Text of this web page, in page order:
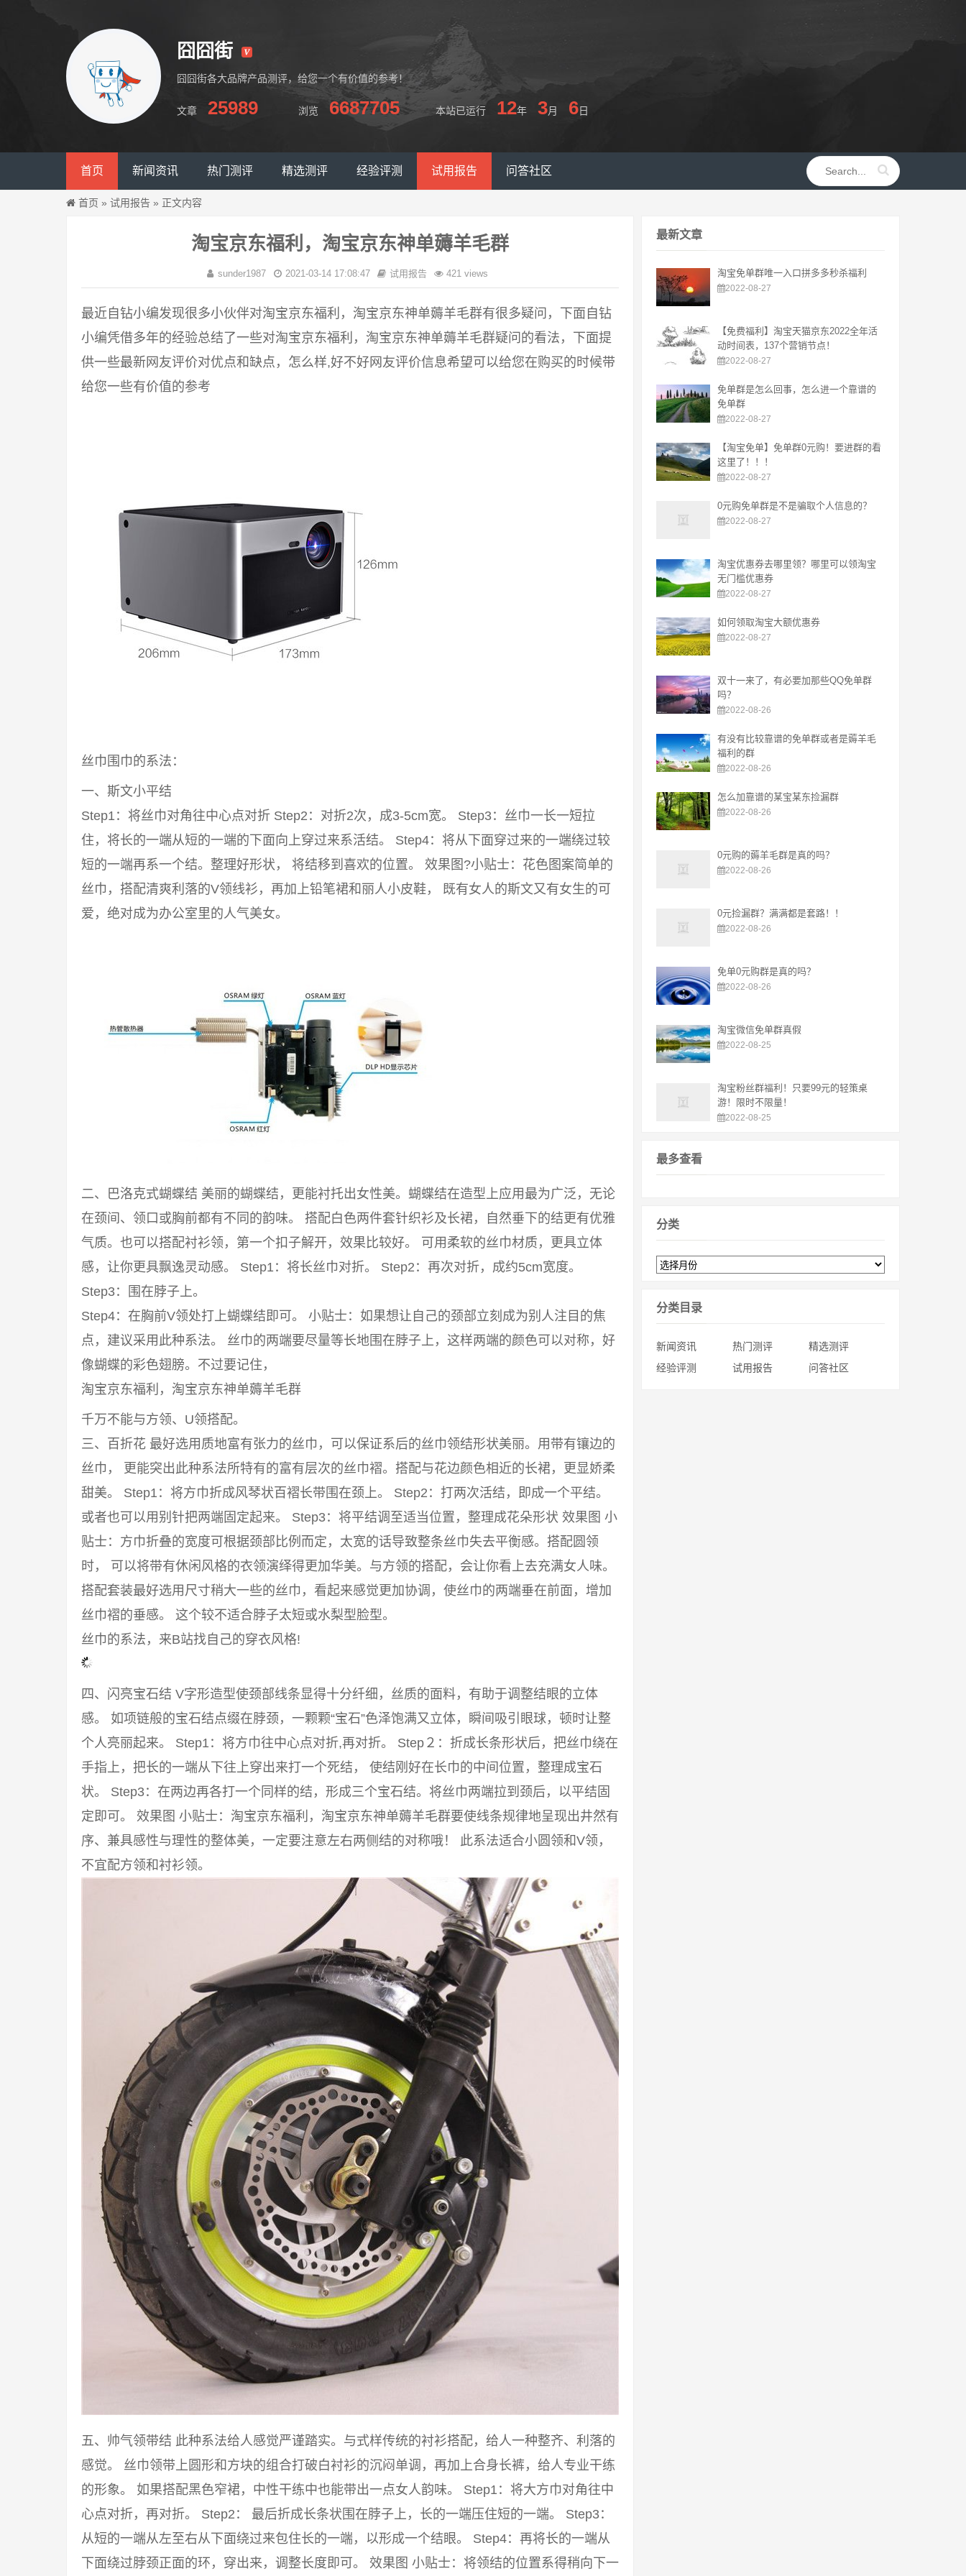
囧囧街
囧囧街各大品牌产品测评，给您一个有价值的参考！
文章 25989 浏览 6687705 本站已运行 12年 3月 6日
首页 新闻资讯 热门测评 精选测评 经验评测 试用报告 问答社区
首页 » 试用报告 » 正文内容
淘宝京东福利，淘宝京东神单薅羊毛群
sunder1987 2021-03-14 17:08:47 试用报告 421 views
最近自钻小编发现很多小伙伴对淘宝京东福利，淘宝京东神单薅羊毛群有很多疑问，下面自钻
小编凭借多年的经验总结了一些对淘宝京东福利，淘宝京东神单薅羊毛群疑问的看法，下面提
供一些最新网友评价对优点和缺点，怎么样,好不好网友评价信息希望可以给您在购买的时候带
给您一些有价值的参考
丝巾围巾的系法：
一、斯文小平结
Step1：将丝巾对角往中心点对折 Step2：对折2次，成3-5cm宽。 Step3：丝巾一长一短拉
住，将长的一端从短的一端的下面向上穿过来系活结。 Step4：将从下面穿过来的一端绕过较
短的一端再系一个结。整理好形状， 将结移到喜欢的位置。 效果图?小贴士：花色图案简单的
丝巾，搭配清爽利落的V领线衫，再加上铅笔裙和丽人小皮鞋， 既有女人的斯文又有女生的可
爱，绝对成为办公室里的人气美女。
二、巴洛克式蝴蝶结 美丽的蝴蝶结，更能衬托出女性美。蝴蝶结在造型上应用最为广泛，无论
在颈间、领口或胸前都有不同的韵味。 搭配白色两件套针织衫及长裙，自然垂下的结更有优雅
气质。也可以搭配衬衫领，第一个扣子解开，效果比较好。 可用柔软的丝巾材质，更具立体
感，让你更具飘逸灵动感。 Step1：将长丝巾对折。 Step2：再次对折，成约5cm宽度。
Step3：围在脖子上。
Step4：在胸前V领处打上蝴蝶结即可。 小贴士：如果想让自己的颈部立刻成为别人注目的焦
点，建议采用此种系法。 丝巾的两端要尽量等长地围在脖子上，这样两端的颜色可以对称，好
像蝴蝶的彩色翅膀。不过要记住，
淘宝京东福利，淘宝京东神单薅羊毛群
千万不能与方领、U领搭配。
三、百折花 最好选用质地富有张力的丝巾，可以保证系后的丝巾领结形状美丽。用带有镶边的
丝巾， 更能突出此种系法所特有的富有层次的丝巾褶。搭配与花边颜色相近的长裙，更显娇柔
甜美。 Step1：将方巾折成风琴状百褶长带围在颈上。 Step2：打两次活结，即成一个平结。
或者也可以用别针把两端固定起来。 Step3：将平结调至适当位置，整理成花朵形状 效果图 小
贴士：方巾折叠的宽度可根据颈部比例而定，太宽的话导致整条丝巾失去平衡感。搭配圆领
时， 可以将带有休闲风格的衣领演绎得更加华美。与方领的搭配，会让你看上去充满女人味。
搭配套装最好选用尺寸稍大一些的丝巾，看起来感觉更加协调，使丝巾的两端垂在前面，增加
丝巾褶的垂感。 这个较不适合脖子太短或水梨型脸型。
丝巾的系法，来B站找自己的穿衣风格!
四、闪亮宝石结 V字形造型使颈部线条显得十分纤细，丝质的面料，有助于调整结眼的立体
感。 如项链般的宝石结点缀在脖颈，一颗颗“宝石”色泽饱满又立体，瞬间吸引眼球，顿时让整
个人亮丽起来。 Step1：将方巾往中心点对折,再对折。 Step２：折成长条形状后，把丝巾绕在
手指上，把长的一端从下往上穿出来打一个死结， 使结刚好在长巾的中间位置，整理成宝石
状。 Step3：在两边再各打一个同样的结，形成三个宝石结。将丝巾两端拉到颈后，以平结固
定即可。 效果图 小贴士：淘宝京东福利，淘宝京东神单薅羊毛群要使线条规律地呈现出井然有
序、兼具感性与理性的整体美，一定要注意左右两侧结的对称哦！ 此系法适合小圆领和V领，
不宜配方领和衬衫领。
五、帅气领带结 此种系法给人感觉严谨踏实。与式样传统的衬衫搭配，给人一种整齐、利落的
感觉。 丝巾领带上圆形和方块的组合打破白衬衫的沉闷单调，再加上合身长裤，给人专业干练
的形象。 如果搭配黑色窄裙，中性干练中也能带出一点女人韵味。 Step1：将大方巾对角往中
心点对折，再对折。 Step2： 最后折成长条状围在脖子上，长的一端压住短的一端。 Step3：
从短的一端从左至右从下面绕过来包住长的一端，以形成一个结眼。 Step4：再将长的一端从
下面绕过脖颈正面的环，穿出来，调整长度即可。 效果图 小贴士：将领结的位置系得稍向下一
最新文章
淘宝免单群唯一入口拼多多秒杀福利
2022-08-27
【免费福利】淘宝天猫京东2022全年活
动时间表，137个营销节点！
2022-08-27
免单群是怎么回事，怎么进一个靠谱的
免单群
2022-08-27
【淘宝免单】免单群0元购！要进群的看
这里了！！！
2022-08-27
0元购免单群是不是骗取个人信息的？
2022-08-27
淘宝优惠券去哪里领？哪里可以领淘宝
无门槛优惠券
2022-08-27
如何领取淘宝大额优惠券
2022-08-27
双十一来了，有必要加那些QQ免单群
吗？
2022-08-26
有没有比较靠谱的免单群或者是薅羊毛
福利的群
2022-08-26
怎么加靠谱的某宝某东捡漏群
2022-08-26
0元购的薅羊毛群是真的吗？
2022-08-26
0元捡漏群？满满都是套路！！
2022-08-26
免单0元购群是真的吗？
2022-08-26
淘宝微信免单群真假
2022-08-25
淘宝粉丝群福利！只要99元的轻策桌
游！限时不限量！
2022-08-25
最多查看
分类
分类目录
新闻资讯 热门测评
精选测评
经验评测
试用报告 问答社区